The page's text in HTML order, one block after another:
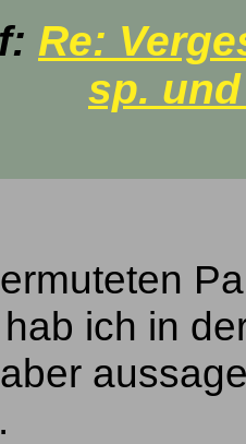
Re:
sp.
ich in